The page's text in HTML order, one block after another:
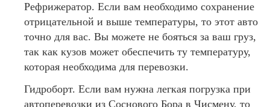
Рефрижератор. Если вам необходимо сохранение
отрицательной и выше температуры, то этот авто
точно для вас. Вы можете не бояться за ваш груз,
так как кузов может обеспечить ту температуру,
которая необходима для перевозки.
Гидроборт. Если вам нужна легкая погрузка при
автоперевозки из Соснового Бора в Чисмену, то